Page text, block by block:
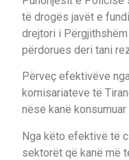
të drogës javët e
drejtori i
përdorues deri tani
Përveç efektivëve
komisariateve të
nëse kanë
Nga këto efektivë të
sektorët që kanë më